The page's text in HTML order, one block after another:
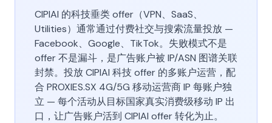
CIPIAI 的科技垂类 offer（VPN、SaaS、
Utilities）通常通过付费社交与搜索流量投放 —
Facebook、Google、TikTok。失败模式不是
offer 不是漏斗，是广告账户被 IP/ASN 图谱关联
封禁。投放 CIPIAI 科技 offer 的多账户运营，配
合 PROXIES.SX 4G/5G 移动运营商 IP 每账户独
立 — 每个活动从目标国家真实消费级移动 IP 出
口，让广告账户活到 CIPIAI offer 转化为止。